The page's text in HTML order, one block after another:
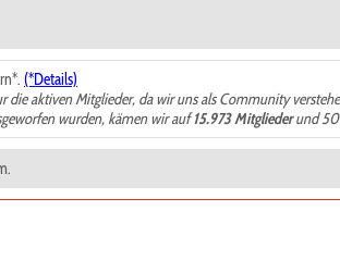
(*Details)
die aktiven Mitglieder, da wir uns als Community
wurden, kämen wir auf15.973 Mitgliederund